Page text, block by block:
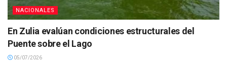
NACIONALES
En Zulia evalúan condiciones estructurales del
Puente sobre el Lago
05/07/2026